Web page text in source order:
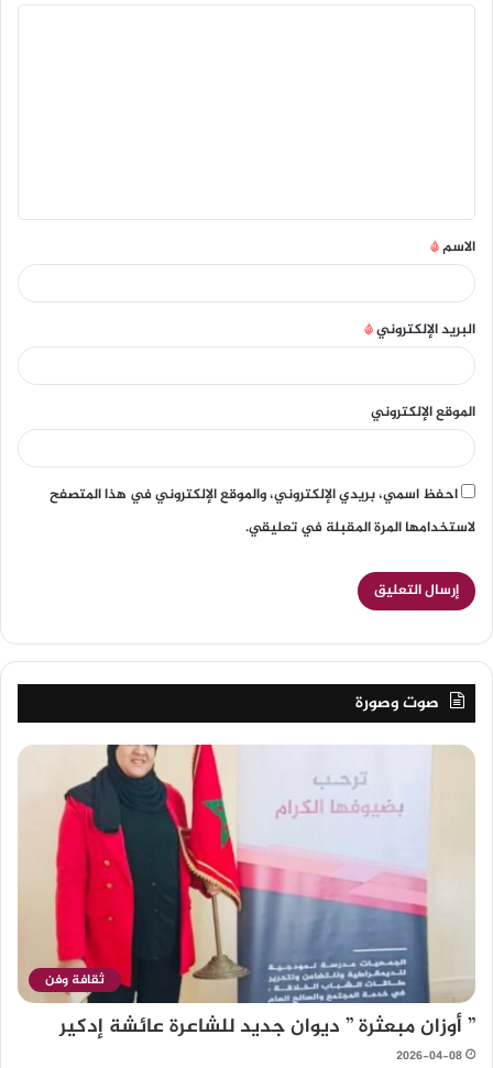
الاسم*
البريد الإلكتروني*
الموقع الإلكتروني
احفظ اسمي، بريدي الإلكتروني، والموقع الإلكتروني في هذا المتصفح
لاستخدامها المرة المقبلة في تعليقي.
صوت وصورة
ثقافة وفن
” أوزان مبعثرة ” ديوان جديد للشاعرة عائشة إدكير
2026-04-08